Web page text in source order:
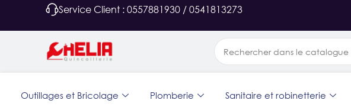
Service Client : 0557881930 / 0541813273
Outillages et Bricolage Plomberie Sanitaire et robinetterie